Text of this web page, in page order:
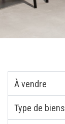
À vendre
Type de biens